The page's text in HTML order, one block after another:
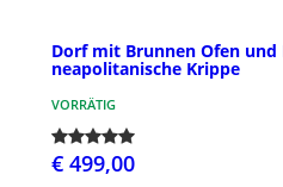
Dorf mit Brunnen Ofen und
neapolitanische Krippe
VORRÄTIG
€ 499,00